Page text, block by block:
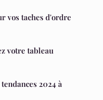
vos taches d'ordre
votre tableau
2024 à